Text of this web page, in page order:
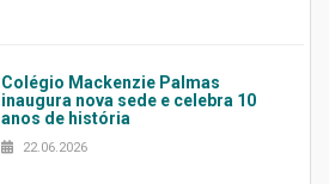
Colégio Mackenzie Palmas
inaugura nova sede e celebra 10
anos de história
22.06.2026